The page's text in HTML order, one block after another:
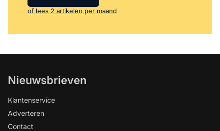
of lees 2 artikelen per maand
Nieuwsbrieven
Klantenservice
Adverteren
Contact